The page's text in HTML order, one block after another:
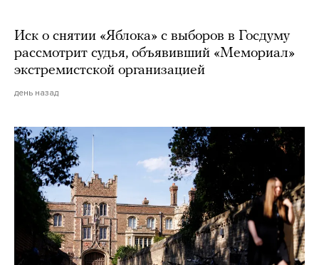
Иск о снятии «Яблока» с выборов в Госдуму
рассмотрит судья, объявивший «Мемориал»
экстремистской организацией
день назад